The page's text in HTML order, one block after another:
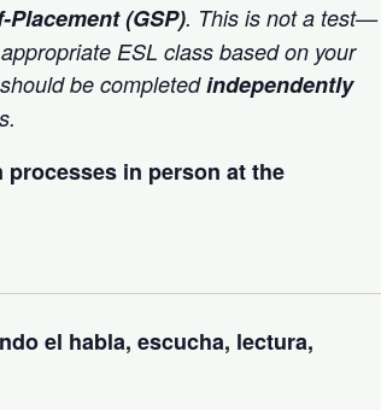
Placement (GSP). This is not a test—
ESL class based on your
be completedindependently
in person at the
el habla, escucha, lectura,